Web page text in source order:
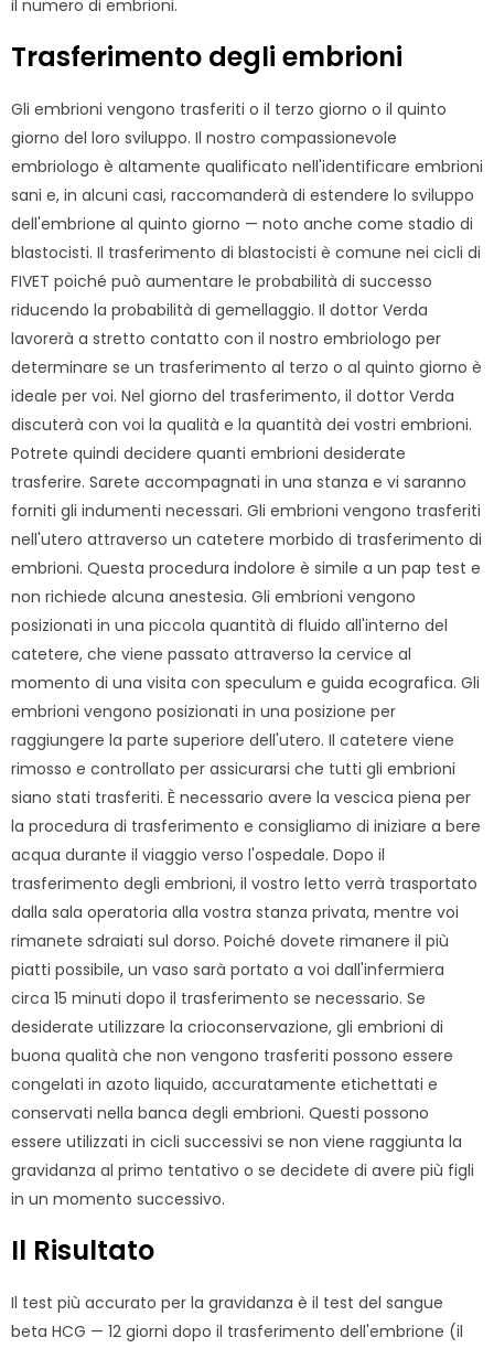
il numero di embrioni.
Trasferimento degli embrioni
Gli embrioni vengono trasferiti o il terzo giorno o il quinto
giorno del loro sviluppo. Il nostro compassionevole
embriologo è altamente qualificato nell'identificare embrioni
sani e, in alcuni casi, raccomanderà di estendere lo sviluppo
dell'embrione al quinto giorno — noto anche come stadio di
blastocisti. Il trasferimento di blastocisti è comune nei cicli di
FIVET poiché può aumentare le probabilità di successo
riducendo la probabilità di gemellaggio. Il dottor Verda
lavorerà a stretto contatto con il nostro embriologo per
determinare se un trasferimento al terzo o al quinto giorno è
ideale per voi. Nel giorno del trasferimento, il dottor Verda
discuterà con voi la qualità e la quantità dei vostri embrioni.
Potrete quindi decidere quanti embrioni desiderate
trasferire. Sarete accompagnati in una stanza e vi saranno
forniti gli indumenti necessari. Gli embrioni vengono trasferiti
nell'utero attraverso un catetere morbido di trasferimento di
embrioni. Questa procedura indolore è simile a un pap test e
non richiede alcuna anestesia. Gli embrioni vengono
posizionati in una piccola quantità di fluido all'interno del
catetere, che viene passato attraverso la cervice al
momento di una visita con speculum e guida ecografica. Gli
embrioni vengono posizionati in una posizione per
raggiungere la parte superiore dell'utero. Il catetere viene
rimosso e controllato per assicurarsi che tutti gli embrioni
siano stati trasferiti. È necessario avere la vescica piena per
la procedura di trasferimento e consigliamo di iniziare a bere
acqua durante il viaggio verso l'ospedale. Dopo il
trasferimento degli embrioni, il vostro letto verrà trasportato
dalla sala operatoria alla vostra stanza privata, mentre voi
rimanete sdraiati sul dorso. Poiché dovete rimanere il più
piatti possibile, un vaso sarà portato a voi dall'infermiera
circa 15 minuti dopo il trasferimento se necessario. Se
desiderate utilizzare la crioconservazione, gli embrioni di
buona qualità che non vengono trasferiti possono essere
congelati in azoto liquido, accuratamente etichettati e
conservati nella banca degli embrioni. Questi possono
essere utilizzati in cicli successivi se non viene raggiunta la
gravidanza al primo tentativo o se decidete di avere più figli
in un momento successivo.
Il Risultato
Il test più accurato per la gravidanza è il test del sangue
beta HCG — 12 giorni dopo il trasferimento dell'embrione (il